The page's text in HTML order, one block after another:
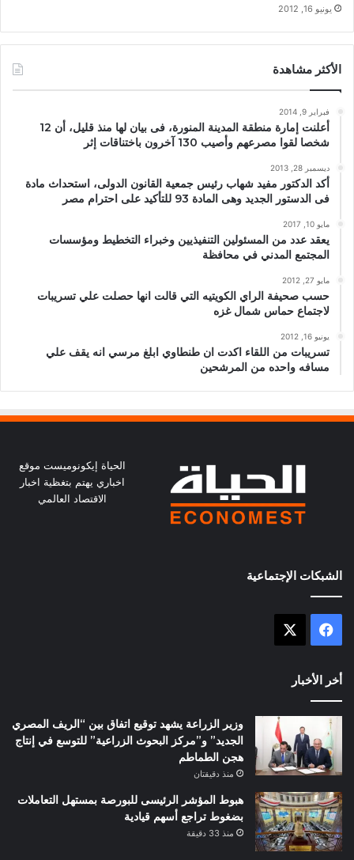
يونيو 16, 2012
الأكثر مشاهدة
فبراير 9, 2014
أعلنت إمارة منطقة المدينة المنورة، فى بيان لها منذ قليل، أن 12
شخصا لقوا مصرعهم وأصيب 130 آخرون باختناقات إثر
ديسمبر 28, 2013
أكد الدكتور مفيد شهاب رئيس جمعية القانون الدولى، استحداث مادة
فى الدستور الجديد وهى المادة 93 للتأكيد على احترام مصر
مايو 10, 2017
يعقد عدد من المسئولين التنفيذيين وخبراء التخطيط ومؤسسات
المجتمع المدني في محافظة
مايو 27, 2012
حسب صحيفة الراي الكويتيه التي قالت انها حصلت علي تسريبات
لاجتماع حماس شمال غزه
يونيو 16, 2012
تسريبات من اللقاء اكدت ان طنطاوي ابلغ مرسي انه يقف علي
مسافه واحده من المرشحين
الحياة إيكونوميست موقع
اخباري يهتم بتغظية اخبار
الاقتصاد العالمي
الشبكات الإجتماعية
فيسبوك
أخر الأخبار
وزير الزراعة يشهد توقيع اتفاق بين “الريف المصري
الجديد” و”مركز البحوث الزراعية” للتوسع في إنتاج
هجن الطماطم
منذ دقيقتان
هبوط المؤشر الرئيسى للبورصة بمستهل التعاملات
بضغوط تراجع أسهم قيادية
منذ 33 دقيقة